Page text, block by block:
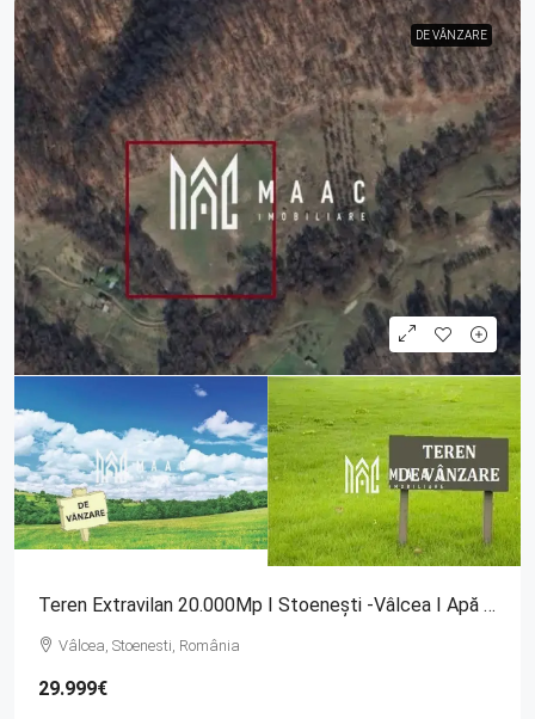
DE VÂNZARE
DE VÂNZARE
Teren Extravilan 20.000Mp I Stoenești -Vâlcea I Apă Curentă Și Pădure
Vâlcea, Stoenesti, România
29.999€